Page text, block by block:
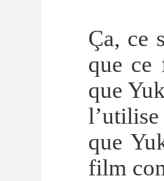
Ça, ce
que ce
que
que
film